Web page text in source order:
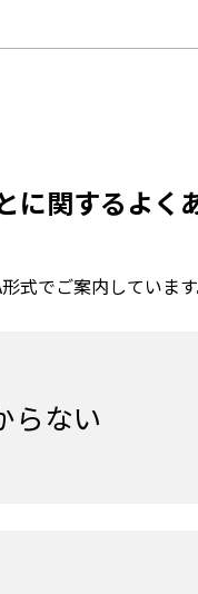
に関するよく
式でご案内していま
らない